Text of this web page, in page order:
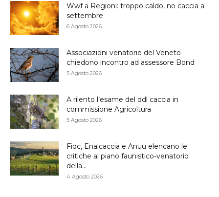
Wwf a Regioni: troppo caldo, no caccia a
settembre
6 Agosto 2026
Associazioni venatorie del Veneto
chiedono incontro ad assessore Bond
5 Agosto 2026
A rilento l’esame del ddl caccia in
commissione Agricoltura
5 Agosto 2026
Fidc, Enalcaccia e Anuu elencano le
critiche al piano faunistico-venatorio
della...
4 Agosto 2026